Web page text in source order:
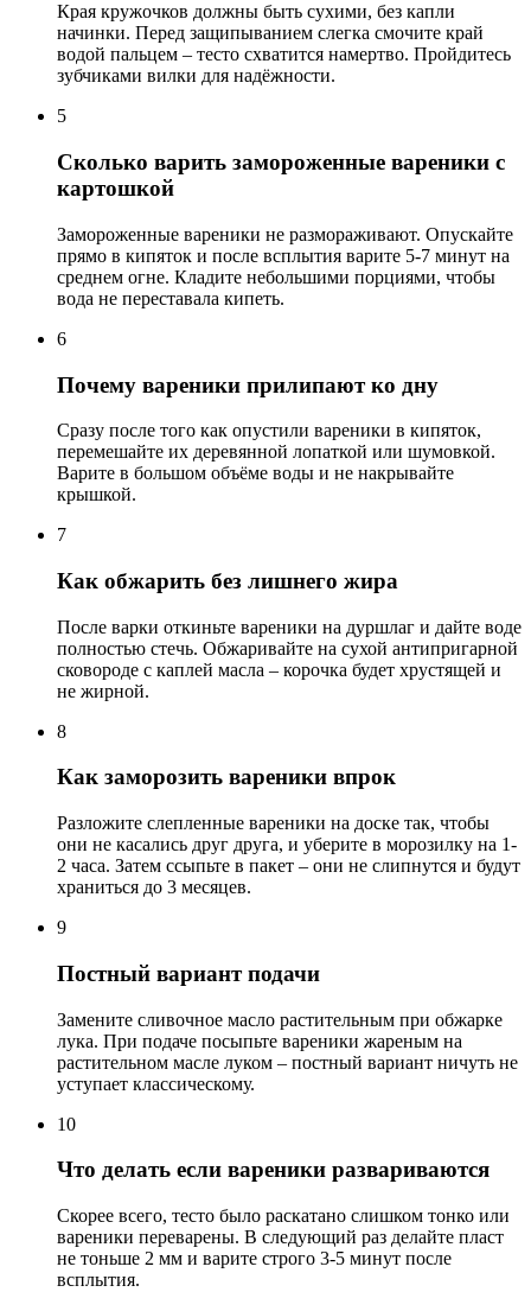
Края кружочков должны быть сухими, без капли
начинки. Перед защипыванием слегка смочите край
водой пальцем – тесто схватится намертво. Пройдитесь
зубчиками вилки для надёжности.
5
Сколько варить замороженные вареники с
картошкой
Замороженные вареники не размораживают. Опускайте
прямо в кипяток и после всплытия варите 5-7 минут на
среднем огне. Кладите небольшими порциями, чтобы
вода не переставала кипеть.
6
Почему вареники прилипают ко дну
Сразу после того как опустили вареники в кипяток,
перемешайте их деревянной лопаткой или шумовкой.
Варите в большом объёме воды и не накрывайте
крышкой.
7
Как обжарить без лишнего жира
После варки откиньте вареники на дуршлаг и дайте воде
полностью стечь. Обжаривайте на сухой антипригарной
сковороде с каплей масла – корочка будет хрустящей и
не жирной.
8
Как заморозить вареники впрок
Разложите слепленные вареники на доске так, чтобы
они не касались друг друга, и уберите в морозилку на 1-
2 часа. Затем ссыпьте в пакет – они не слипнутся и будут
храниться до 3 месяцев.
9
Постный вариант подачи
Замените сливочное масло растительным при обжарке
лука. При подаче посыпьте вареники жареным на
растительном масле луком – постный вариант ничуть не
уступает классическому.
10
Что делать если вареники развариваются
Скорее всего, тесто было раскатано слишком тонко или
вареники переварены. В следующий раз делайте пласт
не тоньше 2 мм и варите строго 3-5 минут после
всплытия.